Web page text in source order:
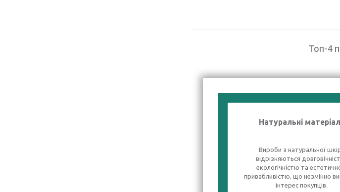
Топ-4
Натуральні
Вироби з натуральної
відрізняються
екологічністю та
привабливістю, що незмінно
інтерес покупців.